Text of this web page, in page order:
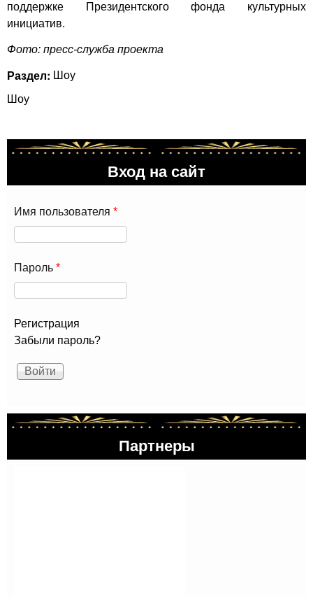
поддержке Президентского фонда культурных
инициатив.
Фото: пресс-служба проекта
Раздел: Шоу
Шоу
Вход на сайт
Имя пользователя *
Пароль *
Регистрация
Забыли пароль?
Партнеры